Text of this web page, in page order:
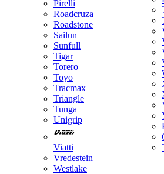
Pirelli
Roadcruza
Roadstone
Sailun
Sunfull
Tigar
Torero
Toyo
Tracmax
Triangle
Tunga
Unigrip
Viatti
Vredestein
Westlake